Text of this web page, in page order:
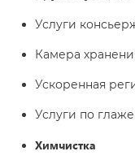
Услуги
Камера
Ускоренная
Услуги по
Химчистка